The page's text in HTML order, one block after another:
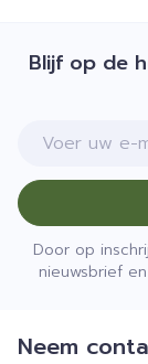
Blijf op de
E-mail adres
Door op
nieuwsbrief
Neem